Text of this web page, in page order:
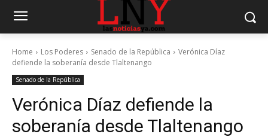
Home Los Poderes Senado de la República
Verónica Díaz
defiende la soberanía desde Tlaltenango
Senado de la República
Verónica Díaz defiende la
soberanía desde Tlaltenango